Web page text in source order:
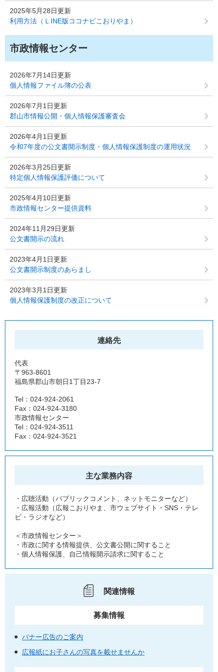
2025年5月28日更新
利用方法（ＬINE版ココナビこおりやま）
市政情報センター
2026年7月14日更新
個人情報ファイル簿の公表
2026年7月1日更新
郡山市情報公開・個人情報保護審査会
2026年4月1日更新
令和7年度の公文書開示制度・個人情報保護制度の運用状況
2026年3月25日更新
特定個人情報保護評価について
2025年4月10日更新
市政情報センター提供資料
2024年11月29日更新
公文書開示の流れ
2023年4月1日更新
公文書開示制度のあらまし
2023年3月1日更新
個人情報保護制度の改正について
連絡先
代表
〒963-8601
福島県郡山市朝日1丁目23-7
Tel：024-924-2061
Fax：024-924-3180
市政情報センター
Tel：024-924-3511
Fax：024-924-3521
主な業務内容
・広聴活動（パブリックコメント、ネットモニターなど）
・広報活動（広報こおりやま、市ウェブサイト・SNS・テレ
ビ・ラジオなど）
＜市政情報センター＞
・市政に関する情報提供、公文書公開に関すること
・個人情報保護、自己情報開示請求に関すること
関連情報
募集情報
バナー広告のご案内
広報紙にお子さんの写真を載せませんか